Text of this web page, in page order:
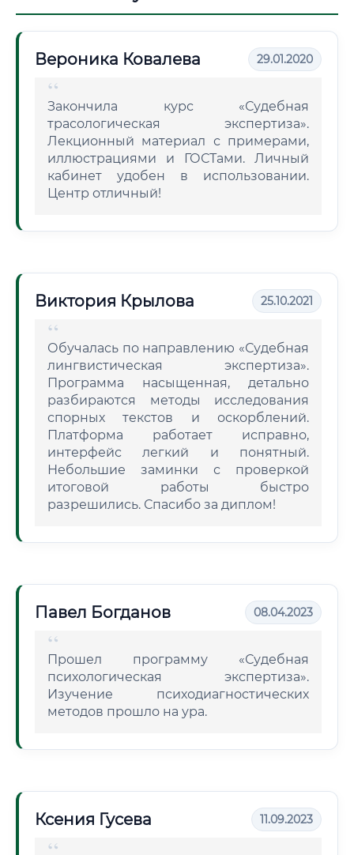
Вероника Ковалева 29.01.2020
Закончила курс «Судебная
трасологическая экспертиза».
Лекционный материал с примерами,
иллюстрациями и ГОСТами. Личный
кабинет удобен в использовании.
Центр отличный!
Виктория Крылова 25.10.2021
Обучалась по направлению «Судебная
лингвистическая экспертиза».
Программа насыщенная, детально
разбираются методы исследования
спорных текстов и оскорблений.
Платформа работает исправно,
интерфейс легкий и понятный.
Небольшие заминки с проверкой
итоговой работы быстро
разрешились. Спасибо за диплом!
Павел Богданов 08.04.2023
Прошел программу «Судебная
психологическая экспертиза».
Изучение психодиагностических
методов прошло на ура.
Ксения Гусева 11.09.2023